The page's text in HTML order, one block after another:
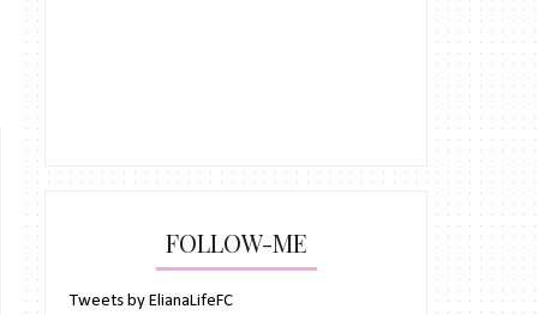
FOLLOW-ME
Tweets by ElianaLifeFC